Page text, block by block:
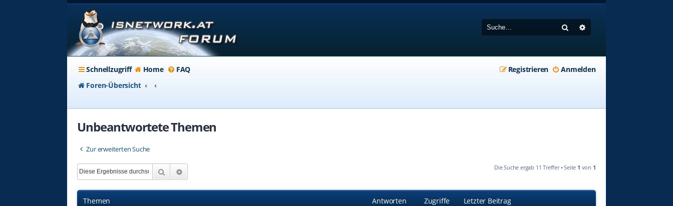
Suche
Schnellzugriff Home FAQ Anmelden
Registrieren
Foren-Übersicht
Unbeantwortete Themen
Zur erweiterten Suche
Suche Die Suche ergab 11 Treffer • Seite 1 von 1
Themen Antworten Zugriffe Letzter Beitrag